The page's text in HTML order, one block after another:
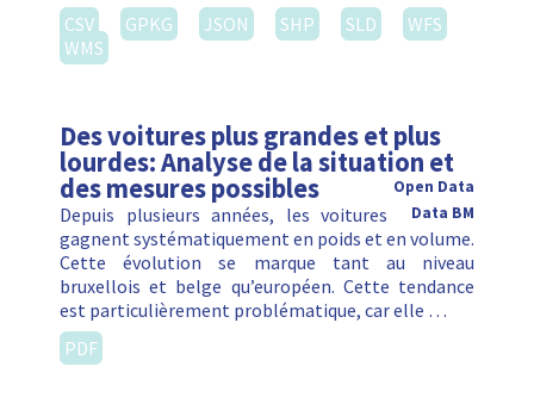
CSV
GPKG JSON SHP SLD
WFS
WMS
Des voitures plus grandes et plus
lourdes: Analyse de la situation et
des mesures possibles
Open Data
Data BM
Depuis plusieurs années, les voitures
gagnent systématiquement en poids et en volume.
Cette évolution se marque tant au niveau
bruxellois et belge qu’européen. Cette tendance
est particulièrement problématique, car elle …
PDF